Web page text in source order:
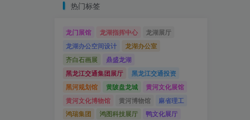
热门标签
龙门展馆 龙湖指挥中心
龙湖展厅
龙湖办公空间设计
龙湖办公室
齐白石画展
鼎盛龙湖
黑龙江交通集团展厅
黑龙江交通投资
黑河规划馆
黄陂盘龙城
黄河文化展馆
黄河文化博物馆
黄河博物馆
麻省理工
鸿瑞集团
鸿图科技展厅
鸭文化展厅